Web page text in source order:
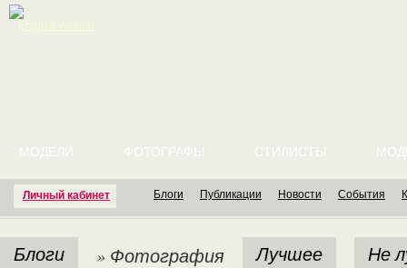
Личный кабинет
МОДЕЛИ ФОТОГРАФЫ СТИЛИСТЫ
Блоги Публикации Новости События
Блоги » Фотография Лучшее Не